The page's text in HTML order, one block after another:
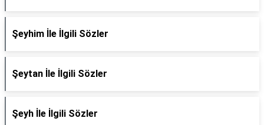
Şeyhim İle İlgili Sözler
Şeytan İle İlgili Sözler
Şeyh İle İlgili Sözler